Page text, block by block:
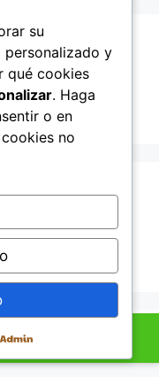
world!
GeneratePress
Ahora por WhatsApp
su
y
qué cookies
. Haga
o en
no